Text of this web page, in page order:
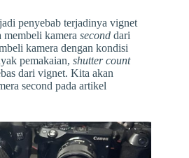
penyebab terjadinya vignet
kamera second dari
kamera dengan kondisi
pemakaian, shutter count
dari vignet. Kita akan
second pada artikel